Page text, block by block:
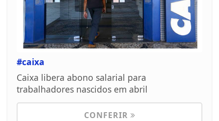
#caixa
Caixa libera abono salarial para
trabalhadores nascidos em abril
CONFERIR